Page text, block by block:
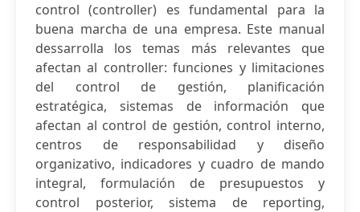
control (controller) es fundamental para la
buena marcha de una empresa. Este manual
dessarrolla los temas más relevantes que
afectan al controller: funciones y limitaciones
del control de gestión, planificación
estratégica, sistemas de información que
afectan al control de gestión, control interno,
centros de responsabilidad y diseño
organizativo, indicadores y cuadro de mando
integral, formulación de presupuestos y
control posterior, sistema de reporting,